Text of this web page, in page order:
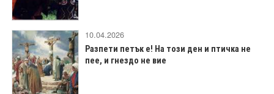
10.04.2026
Разпети петък е! На този ден и птичка не
пее, и гнездо не вие